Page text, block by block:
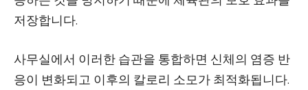
저장합니다.
사무실에서 이러한 습관을 통합하면 신체의 염증 반
응이 변화되고 이후의 칼로리 소모가 최적화됩니다.